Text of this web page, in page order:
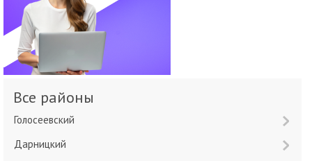
Все районы
Голосеевский
Дарницкий